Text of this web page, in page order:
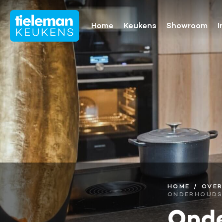
Home Keukens
Onze collectie
Keukenmerken
Keukenfronten
Aanrechtbladen
Keukenapparatuur
Keukenaccessoires
Keukenrenovatie
Showroom
HOME